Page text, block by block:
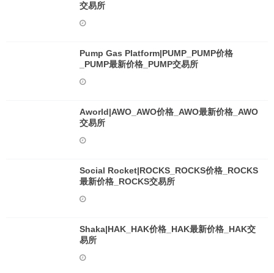
交易所
Pump Gas Platform|PUMP_PUMP价格
_PUMP最新价格_PUMP交易所
Aworld|AWO_AWO价格_AWO最新价格_AWO
交易所
Social Rocket|ROCKS_ROCKS价格_ROCKS
最新价格_ROCKS交易所
Shaka|HAK_HAK价格_HAK最新价格_HAK交
易所